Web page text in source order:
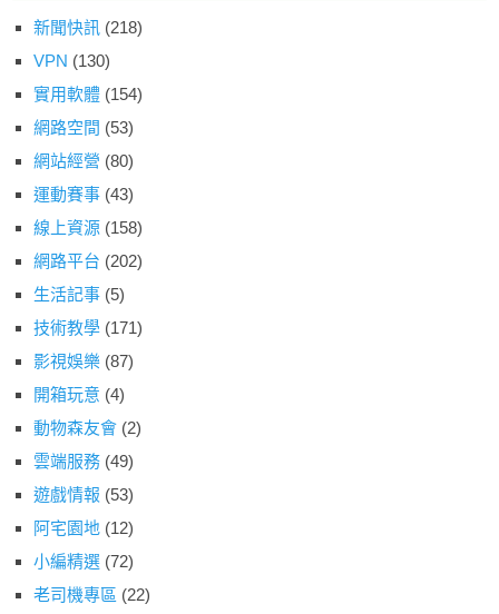
新聞快訊 (218)
VPN (130)
實用軟體 (154)
網路空間 (53)
網站經營 (80)
運動賽事 (43)
線上資源 (158)
網路平台 (202)
生活記事 (5)
技術教學 (171)
影視娛樂 (87)
開箱玩意 (4)
動物森友會 (2)
雲端服務 (49)
遊戲情報 (53)
阿宅園地 (12)
小編精選 (72)
老司機專區 (22)